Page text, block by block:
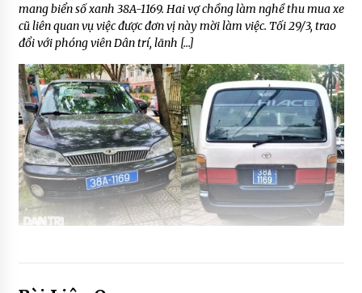
mang biển số xanh 38A-1169. Hai vợ chồng làm nghề thu mua xe
cũ liên quan vụ việc được đơn vị này mời làm việc. Tối 29/3, trao
đổi với phóng viên Dân trí, lãnh […]